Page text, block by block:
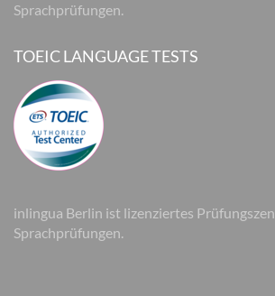
Sprachprüfungen.
TOEIC LANGUAGE TESTS
inlingua Berlin ist lizenziertes
Sprachprüfungen.